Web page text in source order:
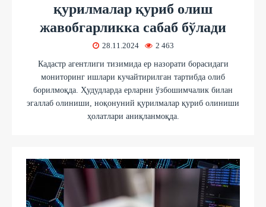
қурилмалар қуриб олиш
жавобгарликка сабаб бўлади
28.11.2024 2 463
Кадастр агентлиги тизимида ер назорати борасидаги
мониторинг ишлари кучайтирилган тартибда олиб
борилмоқда. Ҳудудларда ерларни ўзбошимчалик билан
эгаллаб олиниши, ноқонуний қурилмалар қуриб олиниши
ҳолатлари аниқланмоқда.